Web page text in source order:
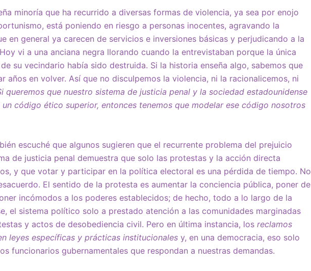
minoría que ha recurrido a diversas formas de violencia, ya sea por enojo
está poniendo en riesgo a personas inocentes, agravando la
en general ya carecen de servicios e inversiones básicas y perjudicando a la
vi a una anciana negra llorando cuando la entrevistaban porque la única
su vecindario había sido destruida. Si la historia enseña algo, sabemos que
años en volver. Así que no disculpemos la violencia, ni la racionalicemos, ni
queremos que nuestro sistema de justicia penal y la sociedad estadounidense
código ético superior, entonces tenemos que modelar ese código nosotros
escuché que algunos sugieren que el recurrente problema del prejuicio
de justicia penal demuestra que solo las protestas y la acción directa
y que votar y participar en la política electoral es una pérdida de tiempo. No
El sentido de la protesta es aumentar la conciencia pública, poner de
incómodos a los poderes establecidos; de hecho, todo a lo largo de la
el sistema político solo a prestado atención a las comunidades marginadas
y actos de desobediencia civil. Pero en última instancia, los reclamos
leyes específicas y prácticas institucionales y, en una democracia, eso solo
funcionarios gubernamentales que respondan a nuestras demandas.